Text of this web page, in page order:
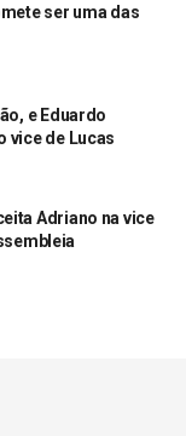
ser uma das
e Eduardo
vice de Lucas
Adriano na vice